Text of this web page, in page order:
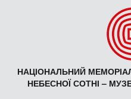
НАЦІОНАЛЬНИЙ
НЕБЕСНОЇ СОТНІ –